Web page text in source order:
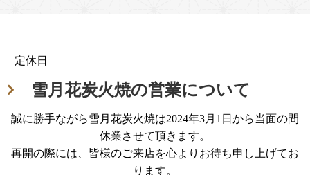
定休日
雪月花炭火焼の営業について
誠に勝手ながら雪月花炭火焼は2024年3月1日から当面の間
休業させて頂きます。
再開の際には、皆様のご来店を心よりお待ち申し上げてお
ります。